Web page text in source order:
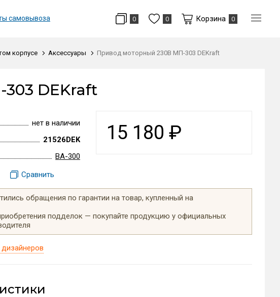
самовывоза 0 0 Корзина 0
корпусе Аксессуары Привод моторный 230В МП-303 DEKraft
DEKraft
15 180 ₽
нет в наличии
21526DEK
ВА-300
Сравнить
обращения по гарантии на товар, купленный на
подделок — покупайте продукцию у официальных